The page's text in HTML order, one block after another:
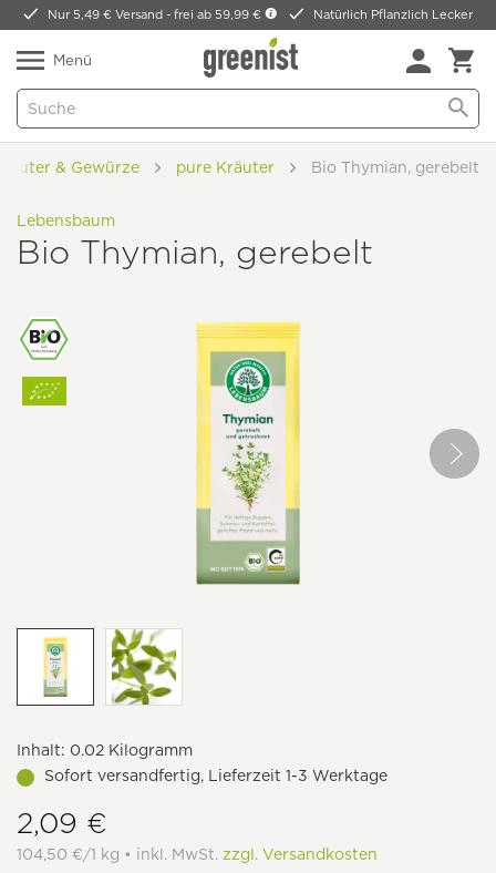
Nur 5,49 € Versand -frei ab 59,99 € Natürlich Pflanzlich Lecker
Menü
& Gewürze pure Kräuter Bio Thymian, gerebelt
Lebensbaum
Bio Thymian, gerebelt
Inhalt: 0.02 Kilogramm
Sofort versandfertig, Lieferzeit 1-3 Werktage
2,09 €
104,50 €/1 kg • inkl. MwSt. zzgl. Versandkosten